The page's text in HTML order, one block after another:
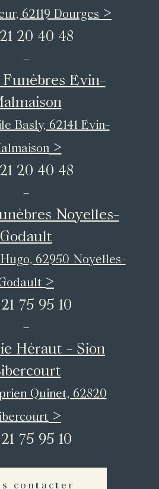
62119 Dourges >
20 40 48
-
Funèbres Evin-
Basly, 62141 Evin-
>
20 40 48
-
Noyelles-
Godault
62950 Noyelles-
>
75 95 10
-
Héraut - Sion
Quinet, 62820
>
75 95 10
contacter